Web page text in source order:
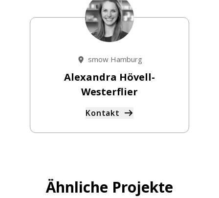
smow Hamburg
Alexandra Hövell-
Westerflier
Kontakt
Ähnliche Projekte